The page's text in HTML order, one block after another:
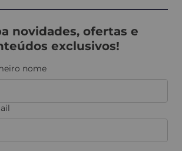
o limpador da Decor
Colors serve?
da Decor Colors pode ser
revestimentos, como pisos,
cerâmicas e pastilhas. Ele
em bancadas, mesas, cadeiras,
estofados automotivos,
courvin, corino, suede e muito
novidades, ofertas e
exclusivos!
nome